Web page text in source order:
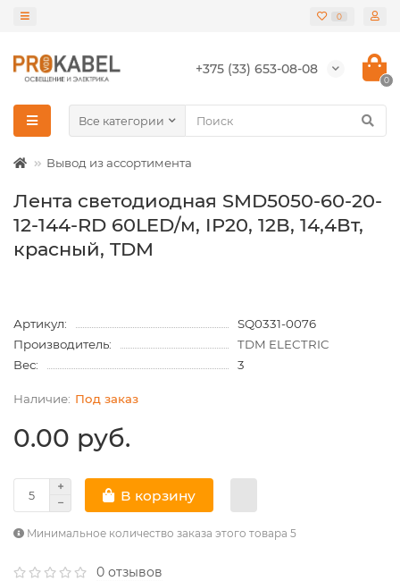
0
+375 (33) 653-08-08
0
Все категории
Вывод из ассортимента
Лента светодиодная SMD5050-60-20-
12-144-RD 60LED/м, IP20, 12В, 14,4Вт,
красный, TDM
Артикул:
SQ0331-0076
Производитель:
TDM ELECTRIC
Вес:
3
Под заказ
0.00 руб.
В корзину
Минимальное количество заказа этого товара 5
0 отзывов